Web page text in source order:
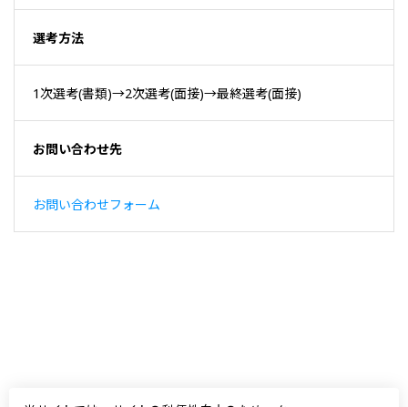
選考方法
1次選考(書類)→2次選考(面接)→最終選考(面接)
お問い合わせ先
お問い合わせフォーム